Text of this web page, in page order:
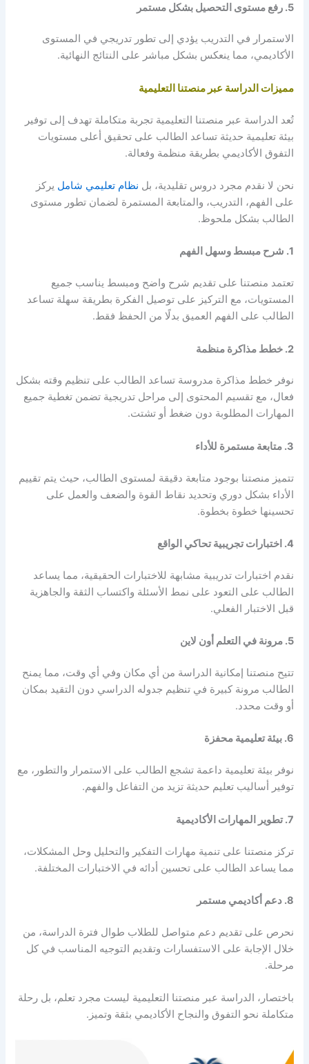
5. رفع مستوى التحصيل بشكل مستمر
الاستمرار في التدريب يؤدي إلى تطور تدريجي في المستوى
الأكاديمي، مما ينعكس بشكل مباشر على النتائج النهائية.
مميزات الدراسة عبر منصتنا التعليمية
تُعد الدراسة عبر منصتنا التعليمية تجربة متكاملة تهدف إلى توفير
بيئة تعليمية حديثة تساعد الطالب على تحقيق أعلى مستويات
التفوق الأكاديمي بطريقة منظمة وفعالة.
نحن لا نقدم مجرد دروس تقليدية، بل نظام تعليمي شامل يركز
على الفهم، التدريب، والمتابعة المستمرة لضمان تطور مستوى
الطالب بشكل ملحوظ.
1. شرح مبسط وسهل الفهم
تعتمد منصتنا على تقديم شرح واضح ومبسط يناسب جميع
المستويات، مع التركيز على توصيل الفكرة بطريقة سهلة تساعد
الطالب على الفهم العميق بدلًا من الحفظ فقط.
2. خطط مذاكرة منظمة
نوفر خطط مذاكرة مدروسة تساعد الطالب على تنظيم وقته بشكل
فعال، مع تقسيم المحتوى إلى مراحل تدريجية تضمن تغطية جميع
المهارات المطلوبة دون ضغط أو تشتت.
3. متابعة مستمرة للأداء
تتميز منصتنا بوجود متابعة دقيقة لمستوى الطالب، حيث يتم تقييم
الأداء بشكل دوري وتحديد نقاط القوة والضعف والعمل على
تحسينها خطوة بخطوة.
4. اختبارات تجريبية تحاكي الواقع
نقدم اختبارات تدريبية مشابهة للاختبارات الحقيقية، مما يساعد
الطالب على التعود على نمط الأسئلة واكتساب الثقة والجاهزية
قبل الاختبار الفعلي.
5. مرونة في التعلم أون لاين
تتيح منصتنا إمكانية الدراسة من أي مكان وفي أي وقت، مما يمنح
الطالب مرونة كبيرة في تنظيم جدوله الدراسي دون التقيد بمكان
أو وقت محدد.
6. بيئة تعليمية محفزة
نوفر بيئة تعليمية داعمة تشجع الطالب على الاستمرار والتطور، مع
توفير أساليب تعليم حديثة تزيد من التفاعل والفهم.
7. تطوير المهارات الأكاديمية
تركز منصتنا على تنمية مهارات التفكير والتحليل وحل المشكلات،
مما يساعد الطالب على تحسين أدائه في الاختبارات المختلفة.
8. دعم أكاديمي مستمر
نحرص على تقديم دعم متواصل للطلاب طوال فترة الدراسة، من
خلال الإجابة على الاستفسارات وتقديم التوجيه المناسب في كل
مرحلة.
باختصار، الدراسة عبر منصتنا التعليمية ليست مجرد تعلم، بل رحلة
متكاملة نحو التفوق والنجاح الأكاديمي بثقة وتميز.